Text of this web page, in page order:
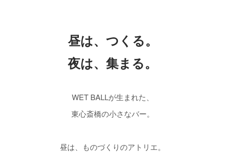
昼は、つくる。
夜は、集まる。
WET BALLが生まれた、
東心斎橋の小さなバー。
昼は、ものづくりのアトリエ。